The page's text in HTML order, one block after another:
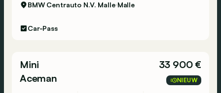
BMW Centrauto N.V. Malle Malle
Car-Pass
Mini
Aceman
33 900 €
NIEUW